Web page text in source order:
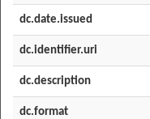
dc.date.issued
dc.identifier.uri
dc.description
dc.format